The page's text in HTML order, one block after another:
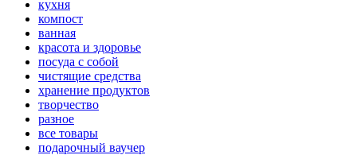
кухня
компост
ванная
красота и здоровье
посуда с собой
чистящие средства
хранение продуктов
творчество
разное
все товары
подарочный ваучер